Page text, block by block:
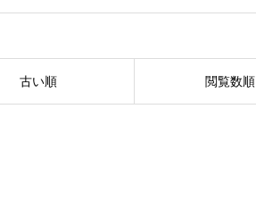
古い順 閲覧数順